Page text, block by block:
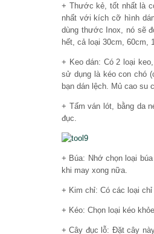
+ Thước kẻ, tốt nhất là
nhất với kích cỡ hình
dùng thước Inox, nó sẽ
hết, cả loại 30cm, 60cm,
+ Keo dán: Có 2 loại
sử dụng là kéo con chó
bạn dán lệch. Mủ cao su
+ Tấm ván lót, bằng da
đục.
+ Búa: Nhớ chọn loại
khi may xong nữa.
+ Kim chỉ: Có các loại
+ Kéo: Chọn loại kéo
+ Cây đục lỗ: Đặt cây